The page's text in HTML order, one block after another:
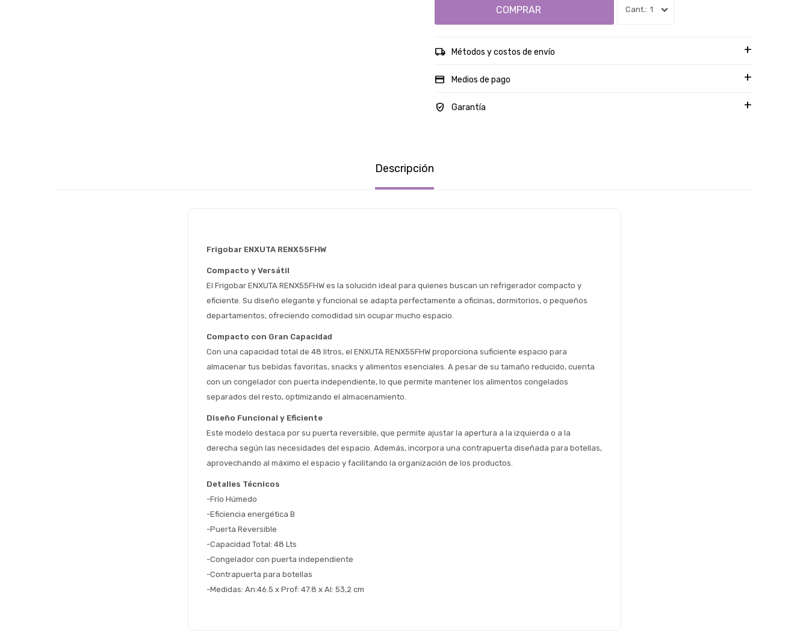
1
COMPRAR
Métodos y costos de envío
Medios de pago
Garantía
Descripción
Frigobar ENXUTA RENX55FHW
Compacto y Versátil
El Frigobar ENXUTA RENX55FHW es la solución ideal para quienes buscan un refrigerador compacto y
eficiente. Su diseño elegante y funcional se adapta perfectamente a oficinas, dormitorios, o pequeños
departamentos, ofreciendo comodidad sin ocupar mucho espacio.
Compacto con Gran Capacidad
Con una capacidad total de 48 litros, el ENXUTA RENX55FHW proporciona suficiente espacio para
almacenar tus bebidas favoritas, snacks y alimentos esenciales. A pesar de su tamaño reducido, cuenta
con un congelador con puerta independiente, lo que permite mantener los alimentos congelados
separados del resto, optimizando el almacenamiento.
Diseño Funcional y Eficiente
Este modelo destaca por su puerta reversible, que permite ajustar la apertura a la izquierda o a la
derecha según las necesidades del espacio. Además, incorpora una contrapuerta diseñada para botellas,
aprovechando al máximo el espacio y facilitando la organización de los productos.
Detalles Técnicos
-Frío Húmedo
-Eficiencia energética B
-Puerta Reversible
-Capacidad Total: 48 Lts
-Congelador con puerta independiente
-Contrapuerta para botellas
-Medidas: An:46.5 x Prof: 47.8 x Al: 53,2 cm
Después, hasta en 12
cuotas y sin tocar tu
tarjeta de crédito
* sujeto aprobación crediticia
Cédula de identidad
Celular
Día Mes Año
Continuar
Estimado/a
Estás calificado para comprar usando Pago
Después.
¡Tenés hasta
para comprar en las cuotas
que prefieras!
de pago
Ups!
el inconveniente, por cualquier duda
¡Algo salió mal!